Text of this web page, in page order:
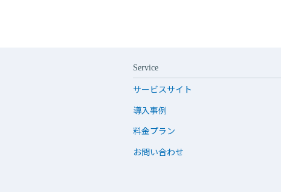
Service
サービスサイト
導入事例
料金プラン
お問い合わせ